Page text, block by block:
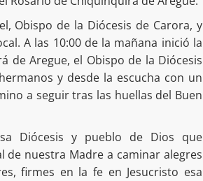
Obispo de la Diócesis de Carora, y
A las 10:00 de la mañana inició la
de Aregue, el Obispo de la Diócesis
y desde la escucha con un
a seguir tras las huellas del Buen
Diócesis y pueblo de Dios que
nuestra Madre a caminar alegres
firmes en la fe en Jesucristo esa